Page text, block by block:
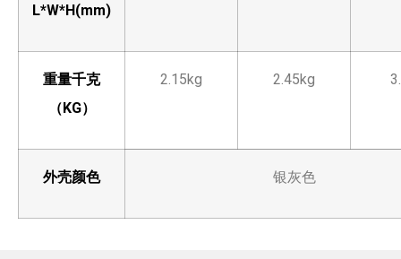
L*W*H(mm)
重量千克
（KG）
2.15kg 2.45kg
外壳颜色 银灰色